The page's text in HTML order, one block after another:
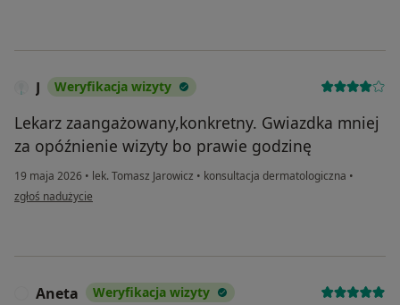
J Weryfikacja wizyty
Lekarz zaangażowany,konkretny. Gwiazdka mniej
za opóźnienie wizyty bo prawie godzinę
19 maja 2026 • lek. Tomasz Jarowicz • konsultacja dermatologiczna •
w opinii użytkownika J
zgłoś nadużycie
Aneta Weryfikacja wizyty